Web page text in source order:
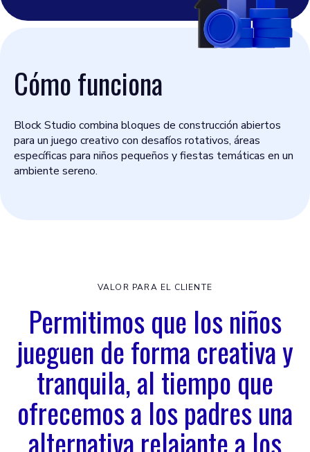
Cómo funciona
Block Studio combina bloques de construcción abiertos
para un juego creativo con desafíos rotativos, áreas
específicas para niños pequeños y fiestas temáticas en un
ambiente sereno.
VALOR PARA EL CLIENTE
Permitimos que los niños
jueguen de forma creativa y
tranquila, al tiempo que
ofrecemos a los padres una
alternativa relajante a los